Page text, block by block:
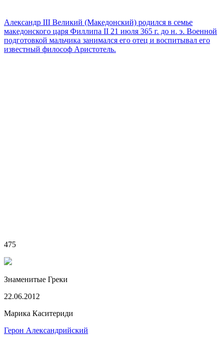
Александр III Великий (Македонский) родился в семье
македонского царя Филлипа II 21 июля 365 г. до н. э. Военной
подготовкой мальчика занимался его отец и воспитывал его
известный философ Аристотель.
475
Знаменитые Греки
22.06.2012
Марика Каситериди
Герон Александрийский